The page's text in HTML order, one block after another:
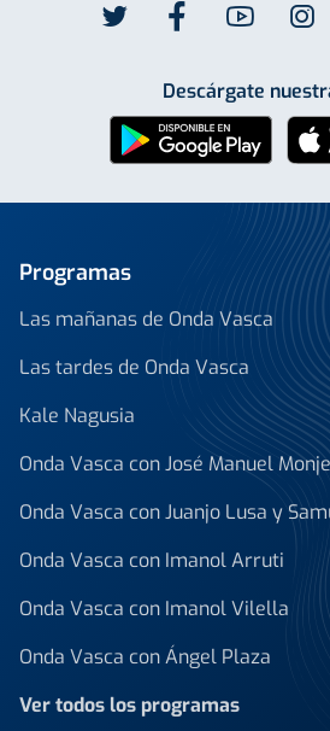
Descárgate
Programas
Las mañanas de Onda Vasca
Las tardes de Onda Vasca
Kale Nagusia
Onda Vasca con José Manuel Monje
Onda Vasca con Juanjo Lusa y
Onda Vasca con Imanol Arruti
Onda Vasca con Imanol Vilella
Onda Vasca con Ángel Plaza
Ver todos los programas